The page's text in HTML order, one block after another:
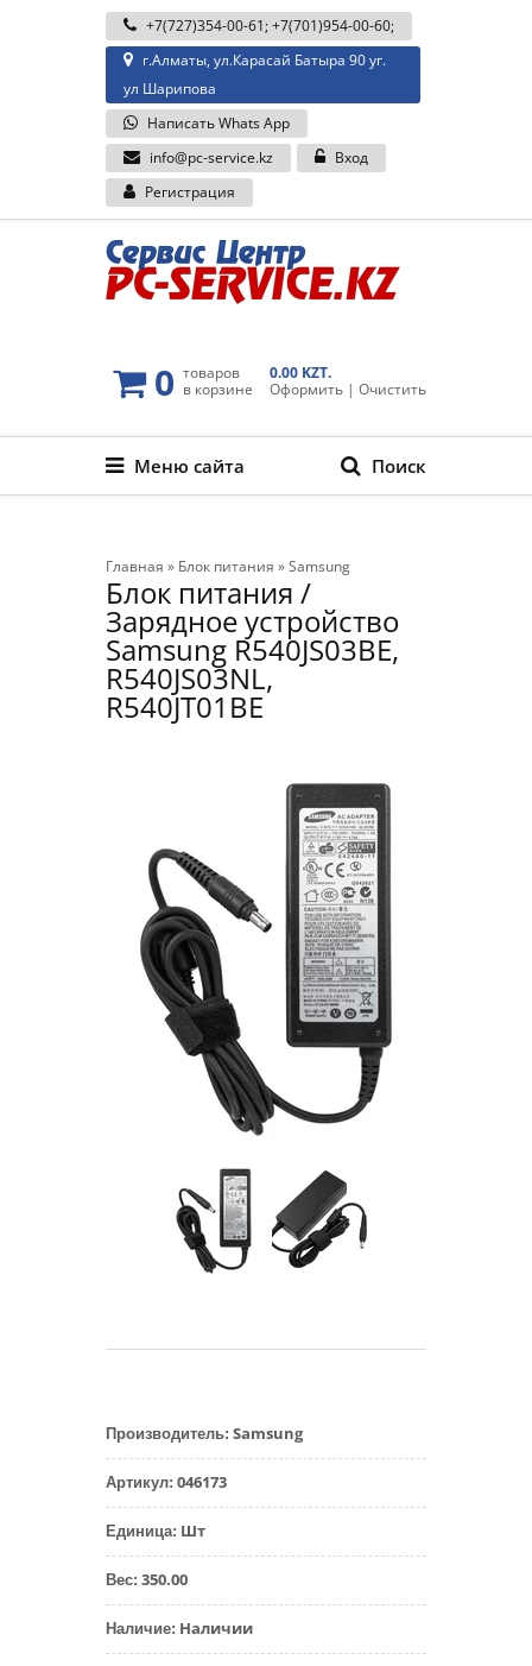
+7(727)354-00-61;+7(701)954-00-60;
г.Алматы, ул.Карасай Батыра 90 уг.
ул Шарипова
Написать Whats App
info@pc-service.kz
Вход
Регистрация
0 товаров
в корзине
0.00 KZT.
Оформить | Очистить
Меню сайта Поиск
Главная » Блок питания »Samsung
Блок питания /
Зарядное устройство
Samsung R540JS03BE,
R540JS03NL,
R540JT01BE
Производитель: Samsung
Артикул: 046173
Единица: Шт
Вес: 350.00
Наличие: Наличии